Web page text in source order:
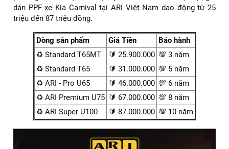
Thông số
Standar
T65MT
Standar
T65
AR -
Chất liệu TPU TPU TPU
TPU
Độ dày
8Mil 8Mil 9 Mil 9Mil
Mức độ
chống
Cao Cao Cao Cao Cao
Khả năng
co giãn
>350% >350% >400% >400% >400%
Thời gian
3 năm 5 năm 6 năm 8 năm
10